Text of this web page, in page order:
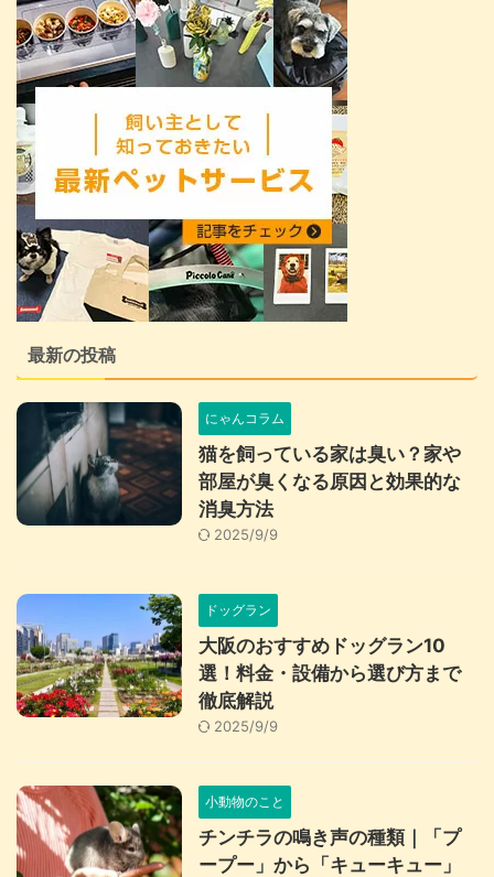
最新の投稿
にゃんコラム
猫を飼っている家は臭い？家や
部屋が臭くなる原因と効果的な
消臭方法
2025/9/9
ドッグラン
大阪のおすすめドッグラン10
選！料金・設備から選び方まで
徹底解説
2025/9/9
小動物のこと
チンチラの鳴き声の種類｜「プ
ープー」から「キューキュー」